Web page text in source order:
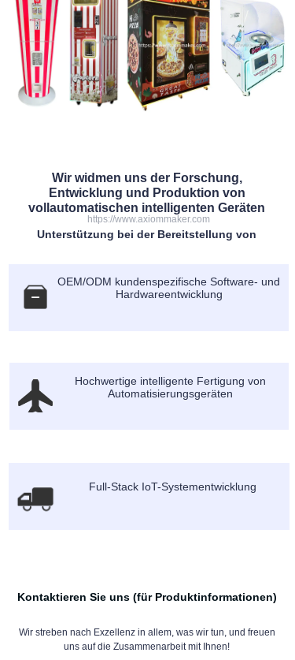
Hochwertige intelligente Fertigung von
Automatisierungsgeräten
Full-Stack IoT-Systementwicklung
Unterstützung bei der Bereitstellung von
OEM/ODM kundenspezifische Software- und
Hardwareentwicklung
Wir widmen uns der Forschung,
Entwicklung und Produktion von
vollautomatischen intelligenten Geräten
https://www.axiommaker.com
Kontaktieren Sie uns (für Produktinformationen)
Wir streben nach Exzellenz in allem, was wir tun, und freuen
uns auf die Zusammenarbeit mit Ihnen!